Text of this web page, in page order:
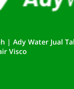
FRP 3072 Plus Valve -
Suplai ke Jepara
FRP 2162 Tanpa Paket
FRP 1865 Tanpa Media
| Ady Water Jual
Visco